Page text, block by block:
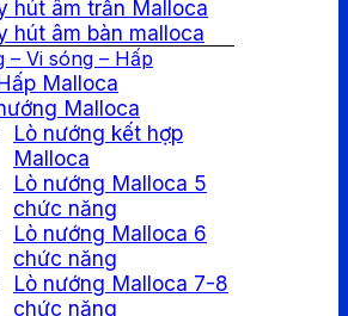
hút âm trần Malloca
hút âm bàn malloca
– Vi sóng – Hấp
Malloca
Malloca
Lò nướng kết hợp
Malloca
Lò nướng Malloca 5
chức năng
Lò nướng Malloca 6
chức năng
Lò nướng Malloca 7-8
chức năng